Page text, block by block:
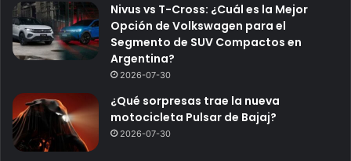
Nivus vs T-Cross: ¿Cuál es la Mejor
Opción de Volkswagen para el
Segmento de SUV Compactos en
Argentina?
2026-07-30
¿Qué sorpresas trae la nueva
motocicleta Pulsar de Bajaj?
2026-07-30